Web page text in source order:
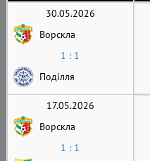
30.05.2026
Ворскла
1 : 1
Поділля
17.05.2026
Ворскла
1 : 1